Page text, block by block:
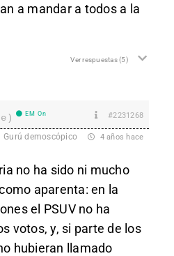
a mandar a todos a la
Ver respuestas(5)
EM On #2231268
Gurú demoscópico 4 años hace
no ha sido ni mucho
aparenta: en la
el PSUV no ha
votos, y, si parte de los
hubieran llamado